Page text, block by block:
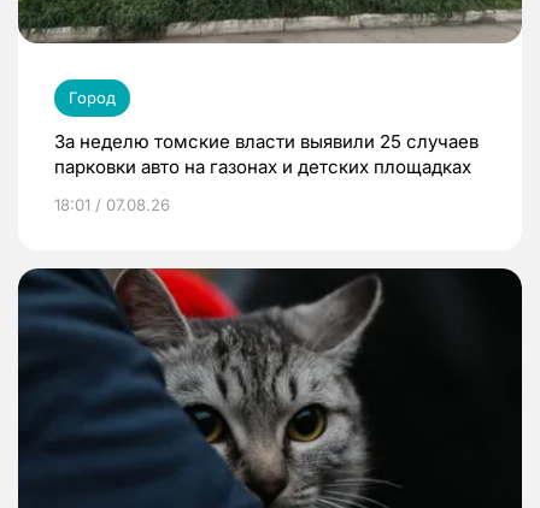
Город
За неделю томские власти выявили 25 случаев
парковки авто на газонах и детских площадках
18:01 / 07.08.26